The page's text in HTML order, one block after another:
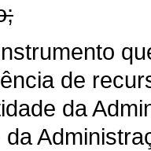
de
da